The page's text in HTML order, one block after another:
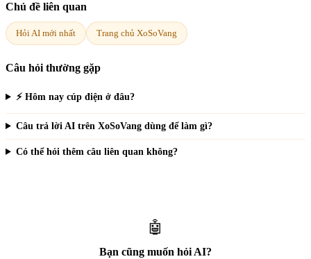
Chủ đề liên quan
Hỏi AI mới nhất Trang chủ XoSoVang
Câu hỏi thường gặp
⚡ Hôm nay cúp điện ở đâu?
Câu trả lời AI trên XoSoVang dùng để làm gì?
Có thể hỏi thêm câu liên quan không?
🤖
Bạn cũng muốn hỏi AI?